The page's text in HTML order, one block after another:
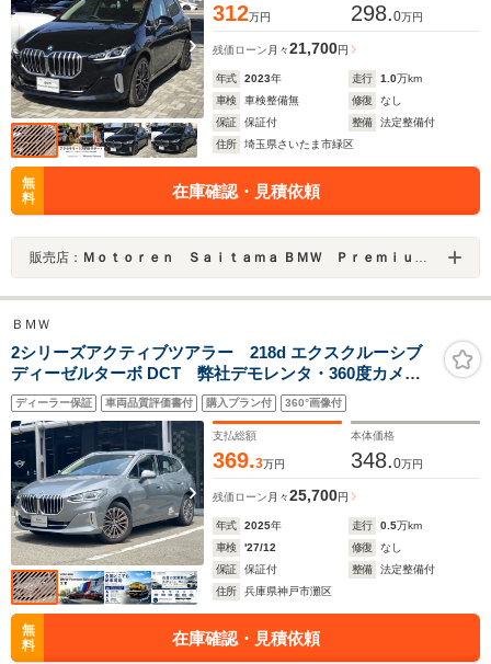
312万円 298.0万円
残価ローン 月々21,700円
年式 2023年 走行 1.0万km
車検
車検整備無 修復
なし
保証
保証付 整備
法定整備付
住所
埼玉県さいたま市緑区
無
料
在庫確認・見積依頼
販売店： Ｍｏｔｏｒｅｎ Ｓａｉｔａｍａ ＢＭＷ Ｐｒｅｍｉｕｍ Ｓｅｌｅｃｔｉｏｎ 浦和美園
ＢＭＷ
2シリーズアクティブツアラー 218d エクスクルーシブ
ディーゼルターボ DCT 弊社デモレンタ・360度カメ
ラ・ハンズオフACC・内蔵ドラレコ・AppleCarPlay・
HUD・シートヒーター・電動リアゲート・パワーシー
ト・前後PDC・衝突軽減ブレーキ・HDDナビ・17インチ
AW・ETC・禁煙車
ディーラー保証 車両品質評価書付 購入プラン付 360°画像付
支払総額
369.3万円
本体価格
348.0万円
残価ローン 月々25,700円
年式 2025年 走行 0.5万km
車検
'27/12 修復
なし
保証
保証付 整備
法定整備付
住所
兵庫県神戸市灘区
無
料
在庫確認・見積依頼